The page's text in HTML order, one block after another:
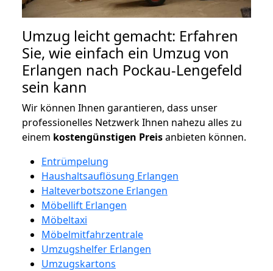
Umzug leicht gemacht: Erfahren
Sie, wie einfach ein Umzug von
Erlangen nach Pockau-Lengefeld
sein kann
Wir können Ihnen garantieren, dass unser
professionelles Netzwerk Ihnen nahezu alles zu
einem kostengünstigen Preisanbieten können.
Entrümpelung
Haushaltsauflösung Erlangen
Halteverbotszone Erlangen
Möbellift Erlangen
Möbeltaxi
Möbelmitfahrzentrale
Umzugshelfer Erlangen
Umzugskartons